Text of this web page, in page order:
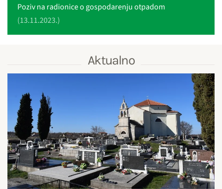
Poziv na radionice o gospodarenju otpadom
(13.11.2023.)
Aktualno